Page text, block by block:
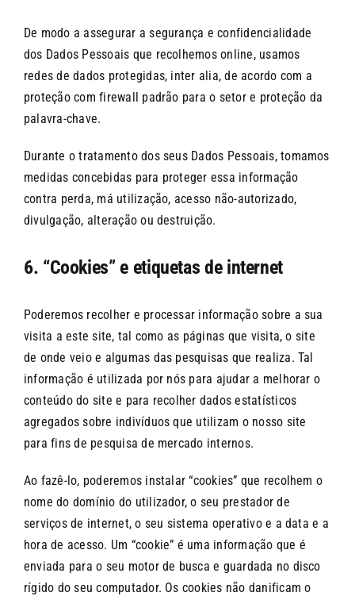
De modo a assegurar a segurança e confidencialidade
dos Dados Pessoais que recolhemos online, usamos
redes de dados protegidas, inter alia, de acordo com a
proteção com firewall padrão para o setor e proteção da
palavra-chave.
Durante o tratamento dos seus Dados Pessoais, tomamos
medidas concebidas para proteger essa informação
contra perda, má utilização, acesso não-autorizado,
divulgação, alteração ou destruição.
6. “Cookies” e etiquetas de internet
Poderemos recolher e processar informação sobre a sua
visita a este site, tal como as páginas que visita, o site
de onde veio e algumas das pesquisas que realiza. Tal
informação é utilizada por nós para ajudar a melhorar o
conteúdo do site e para recolher dados estatísticos
agregados sobre indivíduos que utilizam o nosso site
para fins de pesquisa de mercado internos.
Ao fazê-lo, poderemos instalar “cookies” que recolhem o
nome do domínio do utilizador, o seu prestador de
serviços de internet, o seu sistema operativo e a data e a
hora de acesso. Um “cookie” é uma informação que é
enviada para o seu motor de busca e guardada no disco
rígido do seu computador. Os cookies não danificam o